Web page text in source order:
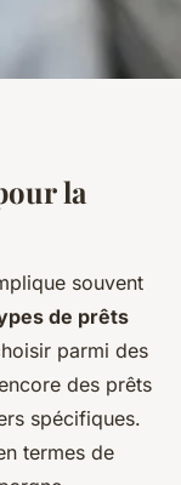
la
souvent
de prêts
parmi des
des prêts
spécifiques.
termes de